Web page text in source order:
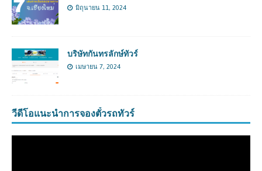
มิถุนายน 11, 2024
บริษัทกันทรลักษ์ทัวร์
เมษายน 7, 2024
วีดีโอแนะนำการจองตั๋วรถทัวร์